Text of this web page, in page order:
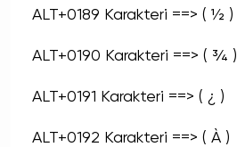
ALT+0189 Karakteri ==> ( ½ )
ALT+0190 Karakteri ==> ( ¾ )
ALT+0191 Karakteri ==> ( ¿ )
ALT+0192 Karakteri ==> ( À )